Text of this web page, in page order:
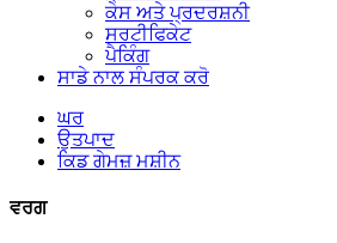
ਕੇਸ ਅਤੇ ਪ੍ਰਦਰਸ਼ਨੀ
ਸਰਟੀਫਿਕੇਟ
ਪੈਕਿੰਗ
ਸਾਡੇ ਨਾਲ ਸੰਪਰਕ ਕਰੋ
ਘਰ
ਉਤਪਾਦ
ਕਿਡ ਗੇਮਜ਼ ਮਸ਼ੀਨ
ਵਰਗ